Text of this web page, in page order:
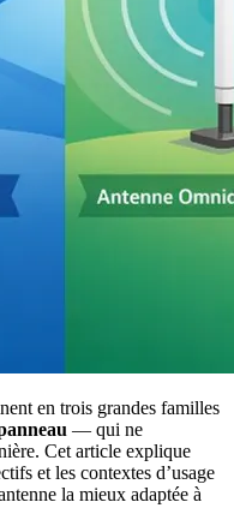
en trois grandes familles
— qui ne
Cet article explique
et les contextes d’usage
la mieux adaptée à